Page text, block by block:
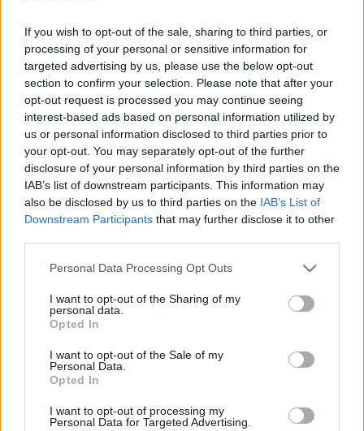
If you wish to opt-out of the sale, sharing to third parties, or
processing of your personal or sensitive information for
targeted advertising by us, please use the below opt-out
section to confirm your selection. Please note that after your
opt-out request is processed you may continue seeing
interest-based ads based on personal information utilized by
us or personal information disclosed to third parties prior to
your opt-out. You may separately opt-out of the further
disclosure of your personal information by third parties on the
IAB’s list of downstream participants. This information may
also be disclosed by us to third parties on the IAB’s List of
Downstream Participants that may further disclose it to other
Please note that this website/app uses one or more Google
not limited to your visit or usage behaviour. You may click to
grant or deny consent to Google and its third-party tags to
use your data for below specified purposes in below Google
consent section.
Personal Data Processing Opt Outs
I want to opt-out of the Sharing of my
personal data.
Opted In
I want to opt-out of the Sale of my
Personal Data.
Opted In
I want to opt-out of processing my
Personal Data for Targeted Advertising.
Διαφημιστείτε
Designed & Developed by
Now on air
Sunset by Fresh
Κάθε Δευτέρα & Τρίτη & Τετάρτη & Πέμπτη & Παρασκευή &
Σάββατο & Κυριακή
LISTEN TO THE BEST MUSIC
Home/Νέα/“Super Κατερίνα” στον Alpha
06/09/2021
Η Κατερίνα Καινούριου, επιστρέφει στις οθόνες μας τη Δευτέρα 13
Σεπτεμβρίου στις 10:00, στον Alpha.
Στο πλάι της ο Δημήτρης Αλεξάνδρου, η Χρίσλα Γεωργακοπούλου
στην κυριολεξία την κάθε μέρα μας… super!!!